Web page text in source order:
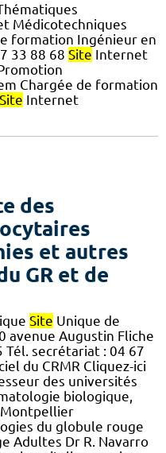
Médicotechniques
formation Ingénieur en
33 88 68 Site Internet
Chargée de formation
Site Internet
des
et autres
GR et de
Site Unique de
avenue Augustin Fliche
Tél. secrétariat : 04 67
du CRMR Cliquez-ici
des universités
biologique,
Montpellier
du globule rouge
Adultes Dr R. Navarro